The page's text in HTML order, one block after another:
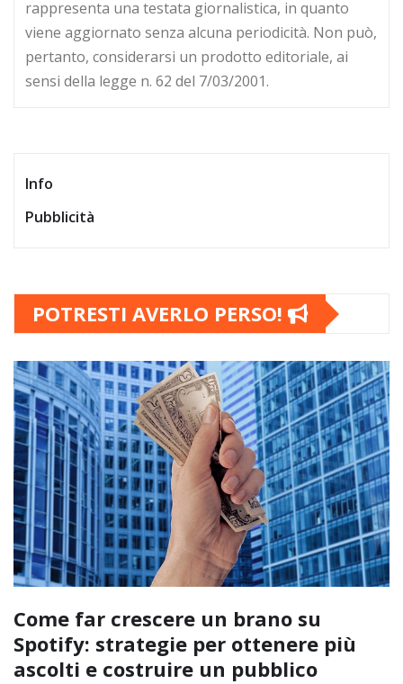
rappresenta una testata giornalistica, in quanto
viene aggiornato senza alcuna periodicità. Non può,
pertanto, considerarsi un prodotto editoriale, ai
sensi della legge n. 62 del 7/03/2001.
Info
Pubblicità
POTRESTI AVERLO PERSO!
Come far crescere un brano su
Spotify: strategie per ottenere più
ascolti e costruire un pubblico